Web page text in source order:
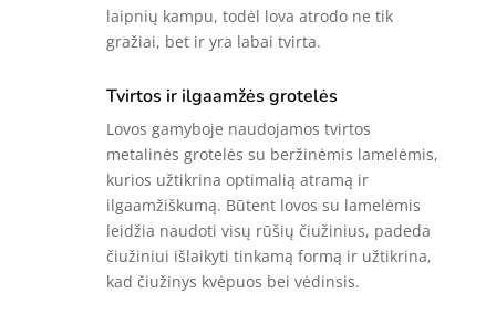
laipnių kampu, todėl lova atrodo ne tik
gražiai, bet ir yra labai tvirta.
Tvirtos ir ilgaamžės grotelės
Lovos gamyboje naudojamos tvirtos
metalinės grotelės su beržinėmis lamelėmis,
kurios užtikrina optimalią atramą ir
ilgaamžiškumą. Būtent lovos su lamelėmis
leidžia naudoti visų rūšių čiužinius, padeda
čiužiniui išlaikyti tinkamą formą ir užtikrina,
kad čiužinys kvėpuos bei vėdinsis.